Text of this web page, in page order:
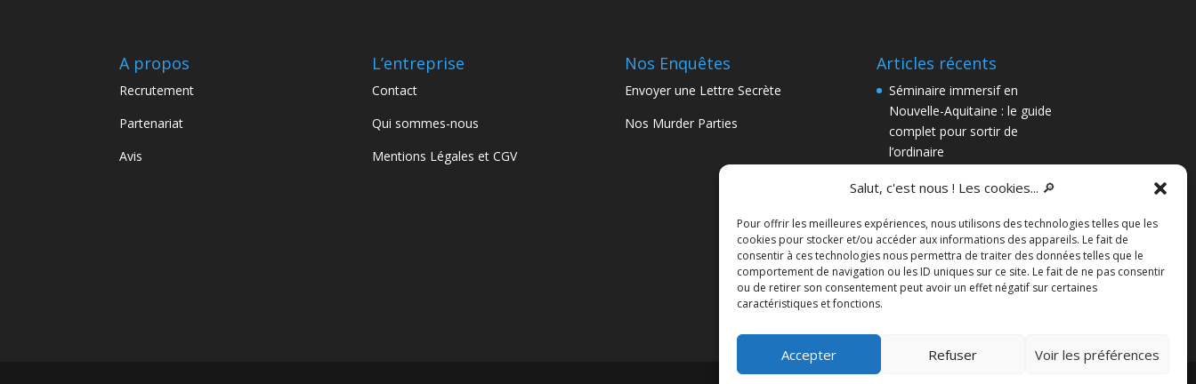
Salut, c'est nous ! Les cookies... 🔎
Pour offrir les meilleures expériences, nous utilisons des technologies telles que les
cookies pour stocker et/ou accéder aux informations des appareils. Le fait de
consentir à ces technologies nous permettra de traiter des données telles que le
comportement de navigation ou les ID uniques sur ce site. Le fait de ne pas consentir
ou de retirer son consentement peut avoir un effet négatif sur certaines
caractéristiques et fonctions.
Accepter Refuser Voir les préférences
A propos
Recrutement
Partenariat
Avis
L’entreprise
Contact
Qui sommes-nous
Mentions Légales et CGV
Nos Enquêtes
Envoyer une Lettre Secrète
Nos Murder Parties
Articles récents
Séminaire immersif en
Nouvelle-Aquitaine : le guide
complet pour sortir de
l’ordinaire
pourquoi une enquête
immersive vaut mieux qu’un
escape game
Une enquête à votre mariage !
Chasses aux trésors gratuites